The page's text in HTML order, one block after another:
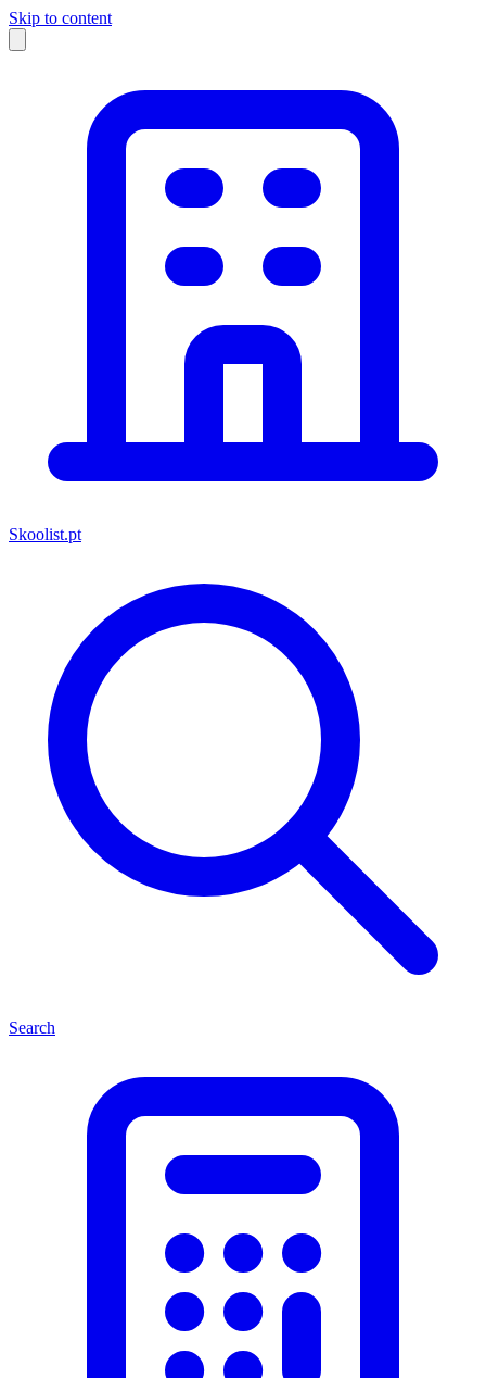
Skip to content
Skoolist.pt
Search